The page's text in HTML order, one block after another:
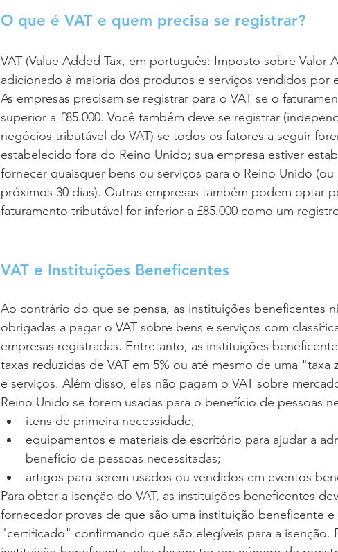
O que é VAT e quem precisa se registrar?
VAT (Value Added Tax, em português: Imposto sobre Valor
adicionado à maioria dos produtos e serviços vendidos por
As empresas precisam se registrar para o VAT se o
superior a £85.000. Você também deve se registrar
negócios tributável do VAT) se todos os fatores a seguir
estabelecido fora do Reino Unido; sua empresa estiver
fornecer quaisquer bens ou serviços para o Reino Unido
próximos 30 dias). Outras empresas também podem optar
faturamento tributável for inferior a £85.000 como um
VAT e Instituições Beneficentes
Ao contrário do que se pensa, as instituições beneficentes
obrigadas a pagar o VAT sobre bens e serviços com
empresas registradas. Entretanto, as instituições
taxas reduzidas de VAT em 5% ou até mesmo de uma
e serviços. Além disso, elas não pagam o VAT sobre
Reino Unido se forem usadas para o benefício de pessoas
itens de primeira necessidade;
equipamentos e materiais de escritório para ajudar a
benefício de pessoas necessitadas;
artigos para serem usados ou vendidos em eventos
Para obter a isenção do VAT, as instituições beneficentes
fornecedor provas de que são uma instituição beneficente
"certificado" confirmando que são elegíveis para a isenção.